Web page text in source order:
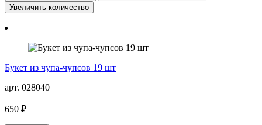
Увеличить количество
Букет из чупа-чупсов 19 шт
арт. 028040
650 ₽